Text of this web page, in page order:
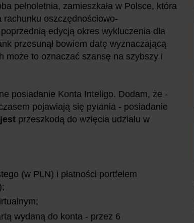
pełnoletnia, zamieszkała w Polsce, która
rachunku oszczędnościowo-
edycją okres wykluczenia dla
przesunął bowiem datę wyznaczającą
może to oznaczać szansę na szybszy i
posiadanie Konta Inteligo. Dodam, że -
pojawiają się pytania - posiadanie
przeszkodą do wzięcia udziału w
(w PLN) i płatności portfelem
wydaną do konta - przez 6